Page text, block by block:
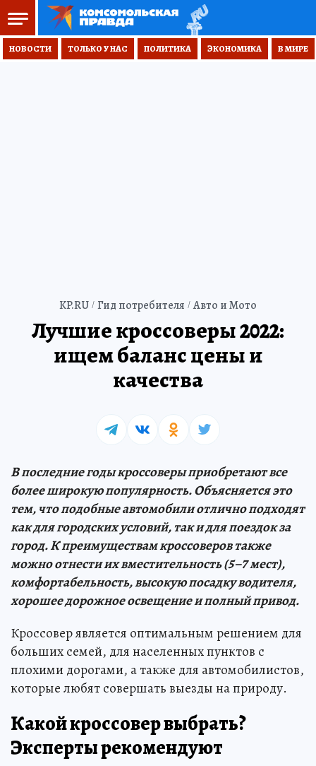
НОВОСТИ ТОЛЬКО У НАС ПОЛИТИКА ЭКОНОМИКА В МИРЕ
KP.RU Гид потребителя Авто и Мото
Лучшие кроссоверы 2022:
ищем баланс цены и
качества
В последние годы кроссоверы приобретают все
более широкую популярность. Объясняется это
тем, что подобные автомобили отлично подходят
как для городских условий, так и для поездок за
город. К преимуществам кроссоверов также
можно отнести их вместительность (5–7 мест),
комфортабельность, высокую посадку водителя,
хорошее дорожное освещение и полный привод.
Кроссовер является оптимальным решением для
больших семей, для населенных пунктов с
плохими дорогами, а также для автомобилистов,
которые любят совершать выезды на природу.
Какой кроссовер выбрать?
Эксперты рекомендуют